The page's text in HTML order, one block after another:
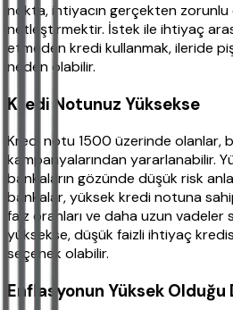
nokta, ihtiyacın gerçekten
netleştirmektir. İstek ile ihtiyaç
etmeden kredi kullanmak, ileride
neden olabilir.
Kredi Notunuz Yüksekse
Kredi notu 1500 üzerinde olanlar,
kampanyalarından yararlanabilir.
bankaların gözünde düşük risk
bankalar, yüksek kredi notuna
faiz oranları ve daha uzun vadeler
yüksekse, düşük faizli ihtiyaç
seçenek olabilir.
Enflasyonun Yüksek